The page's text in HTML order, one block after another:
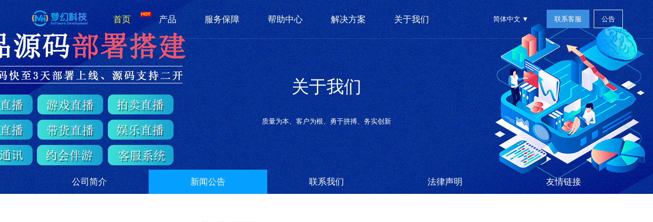
首页 产品 服务保障 帮助中心 解决方案 关于我们 简体中文 联系客服 公告
关于我们
质量为本、客户为根、勇于拼搏、务实创新
公司简介 新闻公告 联系我们 法律声明 友情链接